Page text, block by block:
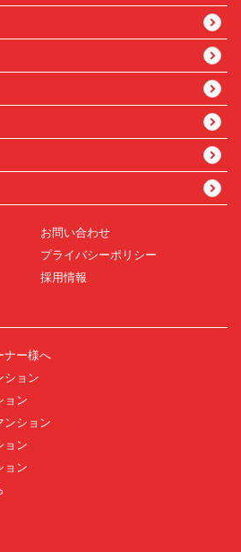
お問い合わせ
プライバシーポリシー
採用情報
ナー様へ
ション
ョン
ンション
ョン
ョン